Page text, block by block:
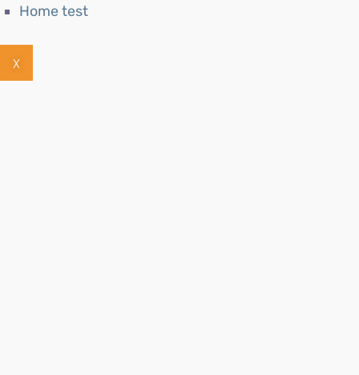
Home test
X